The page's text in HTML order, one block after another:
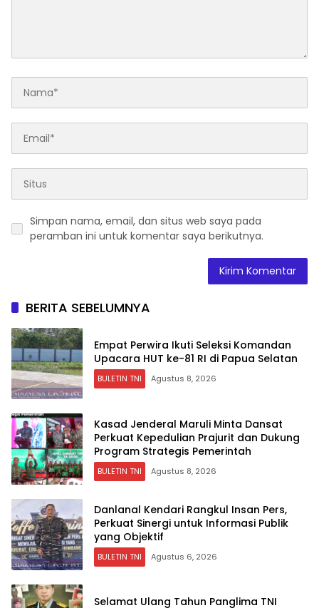
Simpan nama, email, dan situs web saya pada
peramban ini untuk komentar saya berikutnya.
BERITA SEBELUMNYA
Empat Perwira Ikuti Seleksi Komandan
Upacara HUT ke-81 RI di Papua Selatan
BULETIN TNI Agustus 8, 2026
Kasad Jenderal Maruli Minta Dansat
Perkuat Kepedulian Prajurit dan Dukung
Program Strategis Pemerintah
BULETIN TNI Agustus 8, 2026
Danlanal Kendari Rangkul Insan Pers,
Perkuat Sinergi untuk Informasi Publik
yang Objektif
BULETIN TNI Agustus 6, 2026
Selamat Ulang Tahun Panglima TNI